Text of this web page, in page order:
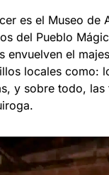
es el Museo de
del Pueblo
envuelven el
locales como:
y sobre todo,